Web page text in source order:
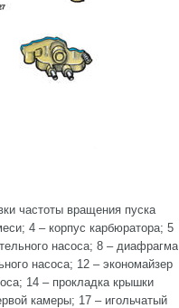
частоты вращения пуска
4 – корпус карбюратора; 5
насоса; 8 – диафрагма
насоса; 12 – экономайзер
14 – прокладка крышки
камеры; 17 – игольчатый